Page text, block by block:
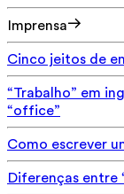
Imprensa
Cinco jeitos de
“Trabalho” em
“office”
Como escrever
Diferenças entre